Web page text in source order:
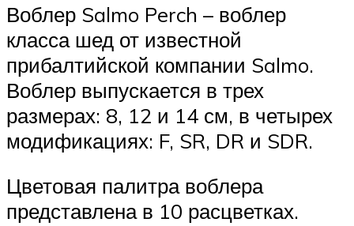
Воблер Salmo Perch – воблер
класса шед от известной
прибалтийской компании Salmo.
Воблер выпускается в трех
размерах: 8, 12 и 14 см, в четырех
модификациях: F, SR, DR и SDR.
Цветовая палитра воблера
представлена в 10 расцветках.